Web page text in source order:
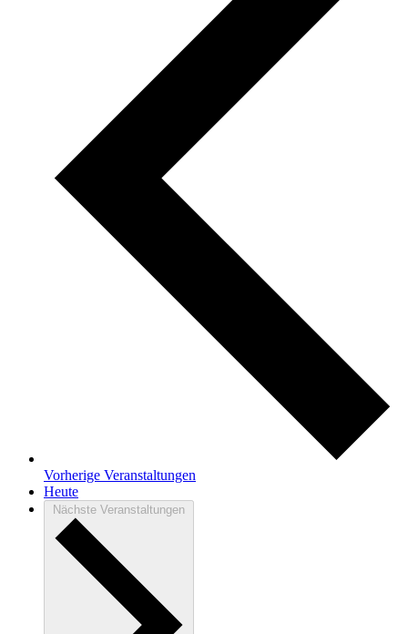
Vorherige Veranstaltungen
Heute
Nächste Veranstaltungen